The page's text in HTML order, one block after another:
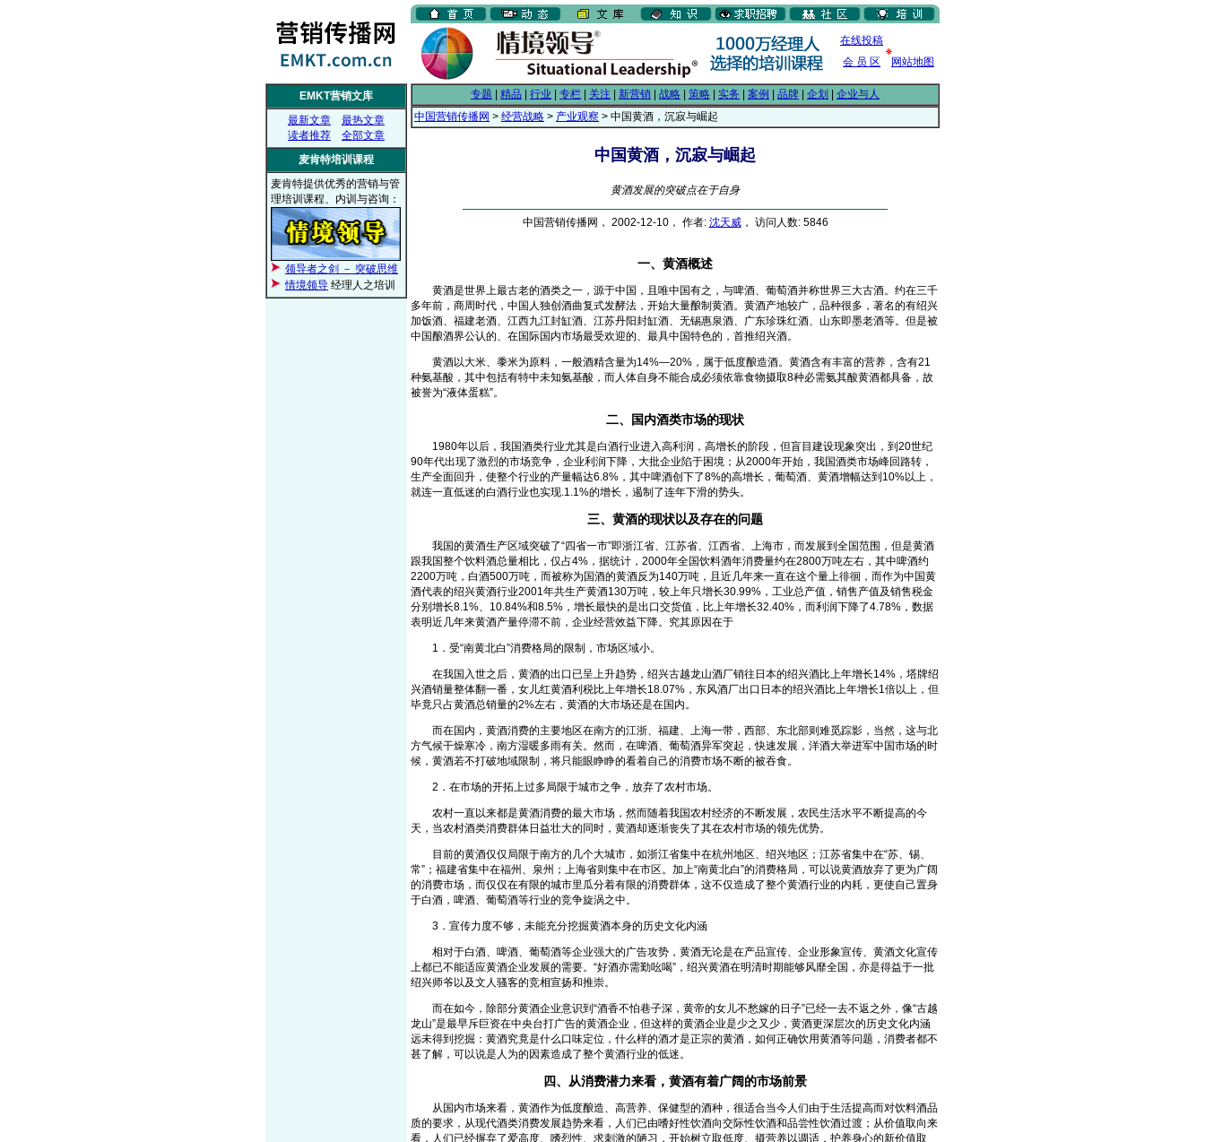
在线投稿
会 员 区
网站地图
EMKT营销文库
最新文章
最热文章
读者推荐
全部文章
麦肯特培训课程
麦肯特提供优秀的营销与管
理培训课程、内训与咨询：
领导者之剑 － 突破思维
情境领导 经理人之培训
专题 精品 行业 专栏 关注 新营销 战略 策略 实务 案例 品牌 企划
企业与人
中国营销传播网 > 经营战略 > 产业观察 > 中国黄酒，沉寂与崛起
中国黄酒，沉寂与崛起
黄酒发展的突破点在于自身
中国营销传播网， 2002-12-10， 作者: 沈天威， 访问人数: 5846
一、黄酒概述
黄酒是世界上最古老的酒类之一，源于中国，且唯中国有之，与啤酒、葡萄酒并称世界三大古酒。约在三千
多年前，商周时代，中国人独创酒曲复式发酵法，开始大量酿制黄酒。黄酒产地较广，品种很多，著名的有绍兴
加饭酒、福建老酒、江西九江封缸酒、江苏丹阳封缸酒、无锡惠泉酒、广东珍珠红酒、山东即墨老酒等。但是被
中国酿酒界公认的、在国际国内市场最受欢迎的、最具中国特色的，首推绍兴酒。
黄酒以大米、黍米为原料，一般酒精含量为14%—20%，属于低度酿造酒。黄酒含有丰富的营养，含有21
种氨基酸，其中包括有特中未知氨基酸，而人体自身不能合成必须依靠食物摄取8种必需氨其酸黄酒都具备，故
被誉为“液体蛋糕”。
二、国内酒类市场的现状
1980年以后，我国酒类行业尤其是白酒行业进入高利润，高增长的阶段，但盲目建设现象突出，到20世纪
90年代出现了激烈的市场竞争，企业利润下降，大批企业陷于困境；从2000年开始，我国酒类市场峰回路转，
生产全面回升，使整个行业的产量幅达6.8%，其中啤酒创下了8%的高增长，葡萄酒、黄酒增幅达到10%以上，
就连一直低迷的白酒行业也实现.1.1%的增长，遏制了连年下滑的势头。
三、黄酒的现状以及存在的问题
我国的黄酒生产区域突破了“四省一市”即浙江省、江苏省、江西省、上海市，而发展到全国范围，但是黄酒
跟我国整个饮料酒总量相比，仅占4%，据统计，2000年全国饮料酒年消费量约在2800万吨左右，其中啤酒约
2200万吨，白酒500万吨，而被称为国酒的黄酒反为140万吨，且近几年来一直在这个量上徘徊，而作为中国黄
酒代表的绍兴黄酒行业2001年共生产黄酒130万吨，较上年只增长30.99%，工业总产值，销售产值及销售税金
分别增长8.1%、10.84%和8.5%，增长最快的是出口交货值，比上年增长32.40%，而利润下降了4.78%，数据
表明近几年来黄酒产量停滞不前，企业经营效益下降。究其原因在于
1．受“南黄北白”消费格局的限制，市场区域小。
在我国入世之后，黄酒的出口已呈上升趋势，绍兴古越龙山酒厂销往日本的绍兴酒比上年增长14%，塔牌绍
兴酒销量整体翻一番，女儿红黄酒利税比上年增长18.07%，东风酒厂出口日本的绍兴酒比上年增长1倍以上，但
毕竟只占黄酒总销量的2%左右，黄酒的大市场还是在国内。
而在国内，黄酒消费的主要地区在南方的江浙、福建、上海一带，西部、东北部则难觅踪影，当然，这与北
方气候干燥寒冷，南方湿暖多雨有关。然而，在啤酒、葡萄酒异军突起，快速发展，洋酒大举进军中国市场的时
候，黄酒若不打破地域限制，将只能眼睁睁的看着自己的消费市场不断的被吞食。
2．在市场的开拓上过多局限于城市之争，放弃了农村市场。
农村一直以来都是黄酒消费的最大市场，然而随着我国农村经济的不断发展，农民生活水平不断提高的今
天，当农村酒类消费群体日益壮大的同时，黄酒却逐渐丧失了其在农村市场的领先优势。
目前的黄酒仅仅局限于南方的几个大城市，如浙江省集中在杭州地区、绍兴地区；江苏省集中在“苏、锡、
常”；福建省集中在福州、泉州；上海省则集中在市区。加上“南黄北白”的消费格局，可以说黄酒放弃了更为广阔
的消费市场，而仅仅在有限的城市里瓜分着有限的消费群体，这不仅造成了整个黄酒行业的内耗，更使自己置身
于白酒，啤酒、葡萄酒等行业的竞争旋涡之中。
3．宣传力度不够，未能充分挖掘黄酒本身的历史文化内涵
相对于白酒、啤酒、葡萄酒等企业强大的广告攻势，黄酒无论是在产品宣传、企业形象宣传、黄酒文化宣传
上都已不能适应黄酒企业发展的需要。“好酒亦需勤吆喝”，绍兴黄酒在明清时期能够风靡全国，亦是得益于一批
绍兴师爷以及文人骚客的竞相宣扬和推崇。
而在如今，除部分黄酒企业意识到“酒香不怕巷子深，黄帝的女儿不愁嫁的日子”已经一去不返之外，像“古越
龙山”是最早斥巨资在中央台打广告的黄酒企业，但这样的黄酒企业是少之又少，黄酒更深层次的历史文化内涵
远未得到挖掘：黄酒究竟是什么口味定位，什么样的酒才是正宗的黄酒，如何正确饮用黄酒等问题，消费者都不
甚了解，可以说是人为的因素造成了整个黄酒行业的低迷。
四、从消费潜力来看，黄酒有着广阔的市场前景
从国内市场来看，黄酒作为低度酿造、高营养、保健型的酒种，很适合当今人们由于生活提高而对饮料酒品
质的要求，从现代酒类消费发展趋势来看，人们已由嗜好性饮酒向交际性饮酒和品尝性饮酒过渡；从价值取向来
看，人们已经摒弃了爱高度、嗜烈性、求刺激的陋习，开始树立取低度、摄营养以调适，护养身心的新价值取